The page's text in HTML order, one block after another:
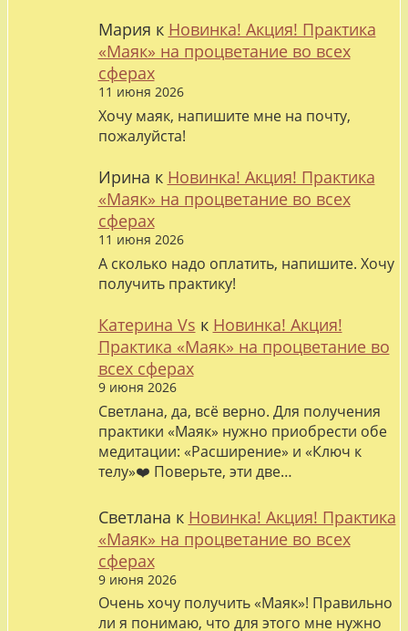
Мария к Новинка! Акция! Практика
«Маяк» на процветание во всех
сферах
11 июня 2026
Хочу маяк, напишите мне на почту,
пожалуйста!
Ирина к Новинка! Акция! Практика
«Маяк» на процветание во всех
сферах
11 июня 2026
А сколько надо оплатить, напишите. Хочу
получить практику!
Катерина Vs к Новинка! Акция!
Практика «Маяк» на процветание во
всех сферах
9 июня 2026
Светлана, да, всё верно. Для получения
практики «Маяк» нужно приобрести обе
медитации: «Расширение» и «Ключ к
телу»❤️ Поверьте, эти две…
Светлана к Новинка! Акция! Практика
«Маяк» на процветание во всех
сферах
9 июня 2026
Очень хочу получить «Маяк»! Правильно
ли я понимаю, что для этого мне нужно